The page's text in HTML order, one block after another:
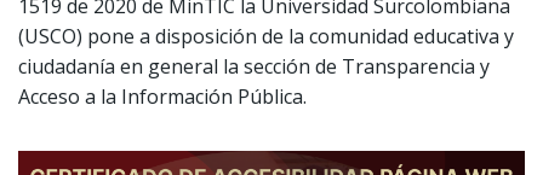
1519 de 2020 de MinTIC la Universidad Surcolombiana
(USCO) pone a disposición de la comunidad educativa y
ciudadanía en general la sección de Transparencia y
Acceso a la Información Pública.